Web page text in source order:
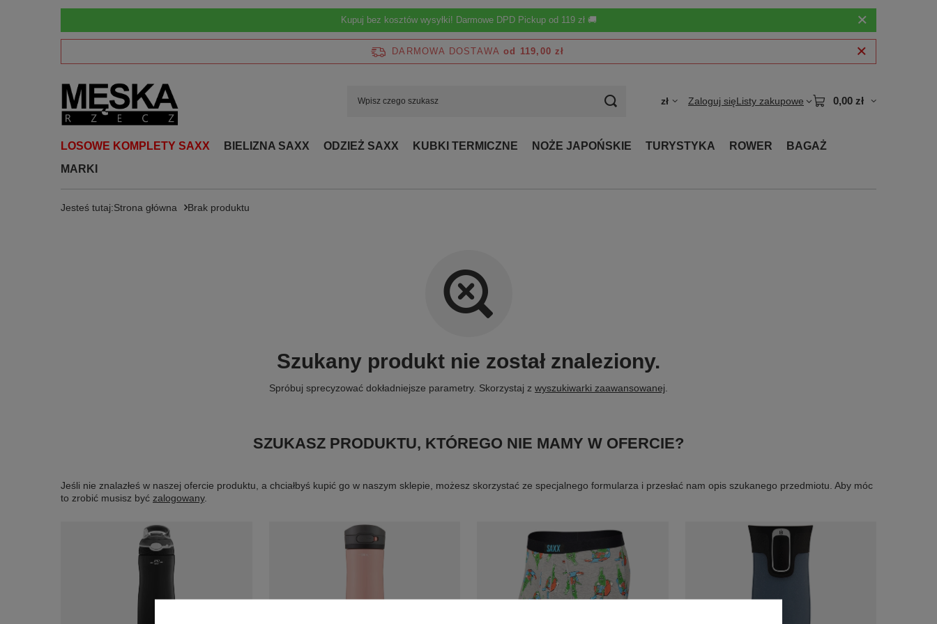
Kupuj bez kosztów wysyłki! Darmowe DPD Pickup od 119 zł 🚚
DARMOWA DOSTAWA od 119,00 zł
zł Zaloguj sięListy zakupowe 0,00 zł
LOSOWE KOMPLETY SAXX BIELIZNA SAXX ODZIEŻ SAXX KUBKI TERMICZNE NOŻE JAPOŃSKIE TURYSTYKA ROWER
BAGAŻ
MARKI
Jesteś tutaj:Strona główna Brak produktu
Szukany produkt nie został znaleziony.
Spróbuj sprecyzować dokładniejsze parametry. Skorzystaj z wyszukiwarki zaawansowanej
SZUKASZ PRODUKTU, KTÓREGO NIE MAMY W OFERCIE?
Jeśli nie znalazłeś w naszej ofercie produktu, a chciałbyś kupić go w naszym sklepie, możesz skorzystać ze specjalnego formularza i przesłać nam opis szukanego przedmiotu. Aby móc
to zrobić musisz być zalogowany.